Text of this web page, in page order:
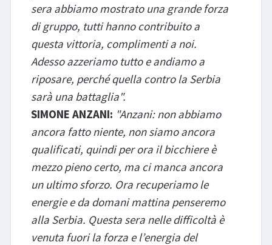
sera abbiamo mostrato una grande forza
di gruppo, tutti hanno contribuito a
questa vittoria, complimenti a noi.
Adesso azzeriamo tutto e andiamo a
riposare, perché quella contro la Serbia
sarà una battaglia".
SIMONE ANZANI: "Anzani: non abbiamo
ancora fatto niente, non siamo ancora
qualificati, quindi per ora il bicchiere è
mezzo pieno certo, ma ci manca ancora
un ultimo sforzo. Ora recuperiamo le
energie e da domani mattina penseremo
alla Serbia. Questa sera nelle difficoltà è
venuta fuori la forza e l’energia del